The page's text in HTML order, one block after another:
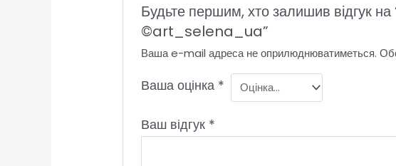
Будьте першим, хто залишив відгук
©art_selena_ua”
Ваша e-mail адреса не оприлюднюватиметься.
Ваша оцінка *
Ваш відгук *